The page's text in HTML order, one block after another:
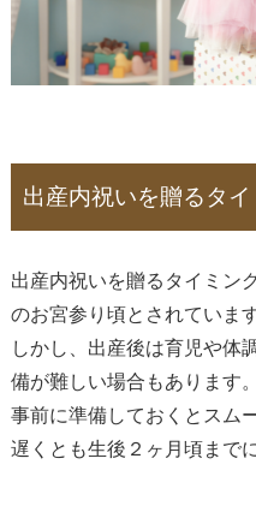
出産内祝いを贈るタイ
出産内祝いを贈るタイミン
のお宮参り頃とされています
しかし、出産後は育児や体
備が難しい場合もあります。
事前に準備しておくとスム
遅くとも生後２ヶ月頃まで